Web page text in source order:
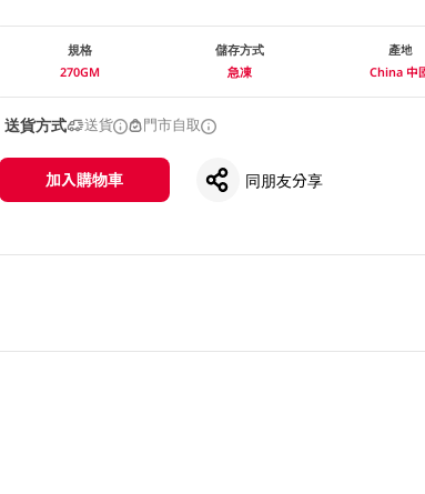
規格
270GM
儲存方式
急凍
產地
China 中
送貨方式 送貨 門市自取
加入購物車 同朋友分享